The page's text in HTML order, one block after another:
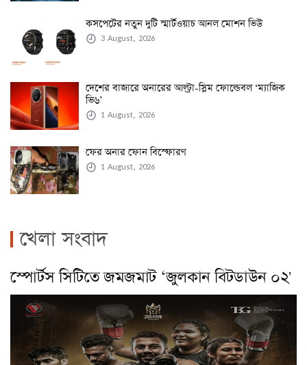
কসপেটের নতুন দুটি স্মার্টওয়াচ আনল মোশন ভিউ
3 August, 2026
দেশের বাজারে অনারের আল্ট্রা-স্লিম ফোল্ডেবল ‘ম্যাজিক
ভি৬’
1 August, 2026
ফের অনার ফোন বিস্ফোরণ
1 August, 2026
খেলা সংবাদ
স্পোর্টস সিটিতে জমজমাট ‘জুলকান বিটডাউন ০২'